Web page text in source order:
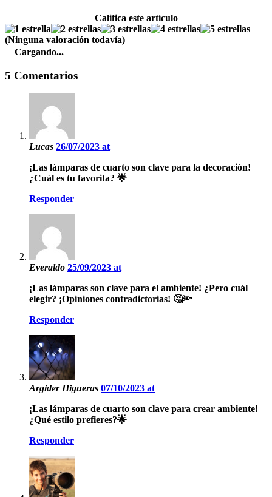
Califica este artículo
(Ninguna valoración todavía)
Cargando...
5 Comentarios
Lucas 26/07/2023 at
¡Las lámparas de cuarto son clave para la decoración!
¿Cuál es tu favorita? 🌟
Responder
Everaldo 25/09/2023 at
¡Las lámparas son clave para el ambiente! ¿Pero cuál
elegir? ¡Opiniones contradictorias! 🤔🔦
Responder
Argider Higueras 07/10/2023 at
¡Las lámparas de cuarto son clave para crear ambiente!
¿Qué estilo prefieres?🌟
Responder